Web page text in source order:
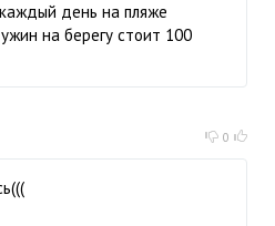
день на пляже
на берегу стоит 100
0